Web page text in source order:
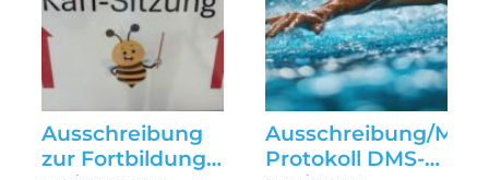
Ausschreibung
zur Fortbildung
Ausschreibung/
Protokoll DMS-